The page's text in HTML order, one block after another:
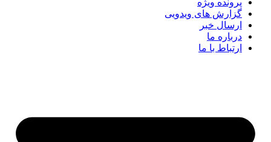
گزارش های ویدویی
ارسال خبر
درباره ما
ارتباط با ما